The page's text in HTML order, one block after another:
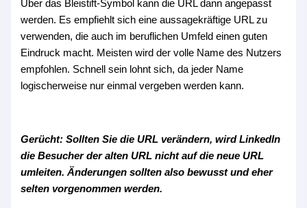
Über das Bleistift-Symbol kann die URL dann angepasst
werden. Es empfiehlt sich eine aussagekräftige URL zu
verwenden, die auch im beruflichen Umfeld einen guten
Eindruck macht. Meisten wird der volle Name des Nutzers
empfohlen. Schnell sein lohnt sich, da jeder Name
logischerweise nur einmal vergeben werden kann.
Gerücht: Sollten Sie die URL verändern, wird LinkedIn
die Besucher der alten URL nicht auf die neue URL
umleiten. Änderungen sollten also bewusst und eher
selten vorgenommen werden.